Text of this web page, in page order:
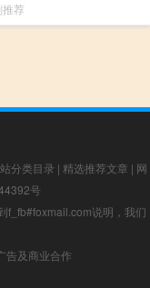
推荐
分类目录 | 精选推荐文章 | 网
号
f_fb#foxmail.com说明，我们
告及商业合作